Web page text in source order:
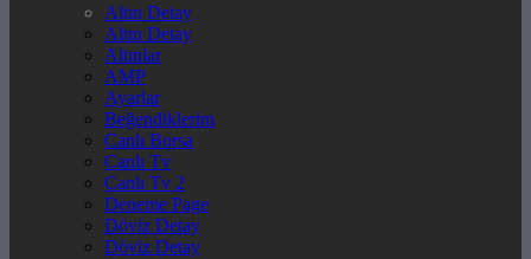
Altın Detay
Altın Detay
Altınlar
AMP
Ayarlar
Beğendiklerim
Canlı Borsa
Canlı Tv
Canlı Tv 2
Deneme Page
Döviz Detay
Döviz Detay